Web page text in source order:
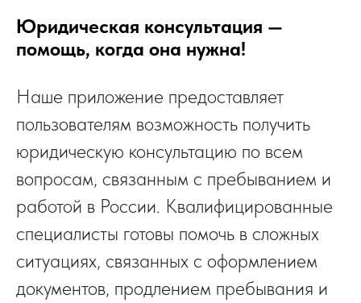
Юридическая консультация —
помощь, когда она нужна!
Наше приложение предоставляет
пользователям возможность получить
юридическую консультацию по всем
вопросам, связанным с пребыванием и
работой в России. Квалифицированные
специалисты готовы помочь в сложных
ситуациях, связанных с оформлением
документов, продлением пребывания и